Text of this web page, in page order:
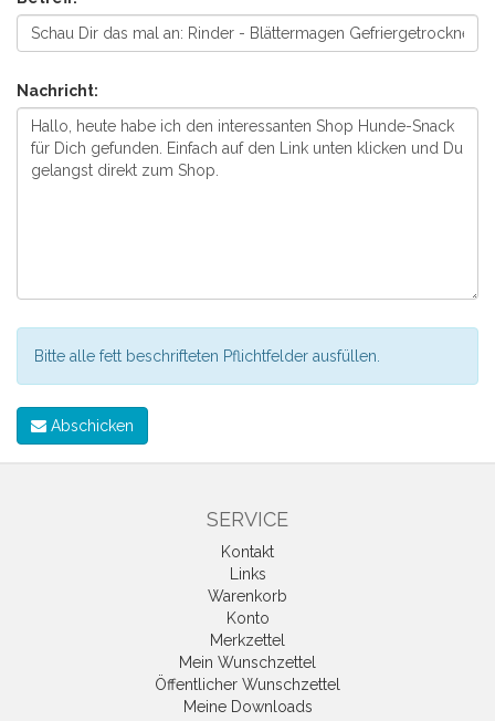
Nachricht:
Bitte alle fett beschrifteten Pflichtfelder ausfüllen.
Abschicken
SERVICE
Kontakt
Links
Warenkorb
Konto
Merkzettel
Mein Wunschzettel
Öffentlicher Wunschzettel
Meine Downloads